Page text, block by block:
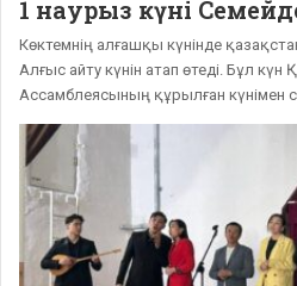
1 наурыз күні
Көктемнің алғашқы күнінде
Алғыс айту күнін атап өтеді. Бұл күн
Ассамблеясының құрылған күнімен